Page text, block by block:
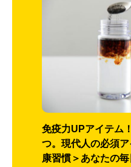
免疫力UPアイテム
つ。現代人の必須
康習慣＞あなたの